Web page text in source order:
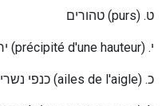
טהורים (purs) .ט
(précipité d'une hauteur) .י
כנפי (ailes de l'aigle) .כ